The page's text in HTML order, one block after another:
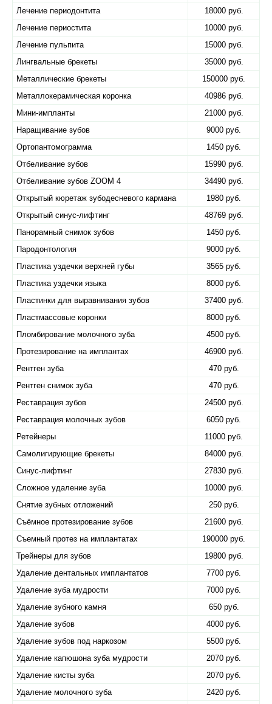
Лечение периодонтита
18000 руб.
Лечение периостита
10000 руб.
Лечение пульпита
15000 руб.
Лингвальные брекеты
35000 руб.
Металлические брекеты
150000 руб.
Металлокерамическая коронка
40986 руб.
Мини-импланты
21000 руб.
Наращивание зубов
9000 руб.
Ортопантомограмма
1450 руб.
Отбеливание зубов
15990 руб.
Отбеливание зубов ZOOM 4
34490 руб.
Открытый кюретаж зубодесневого кармана
1980 руб.
Открытый синус-лифтинг
48769 руб.
Панорамный снимок зубов
1450 руб.
Пародонтология
9000 руб.
Пластика уздечки верхней губы
3565 руб.
Пластика уздечки языка
8000 руб.
Пластинки для выравнивания зубов
37400 руб.
Пластмассовые коронки
8000 руб.
Пломбирование молочного зуба
4500 руб.
Протезирование на имплантах
46900 руб.
Рентген зуба
470 руб.
Рентген снимок зуба
470 руб.
Реставрация зубов
24500 руб.
Реставрация молочных зубов
6050 руб.
Ретейнеры
11000 руб.
Самолигирующие брекеты
84000 руб.
Синус-лифтинг
27830 руб.
Сложное удаление зуба
10000 руб.
Снятие зубных отложений
250 руб.
Съёмное протезирование зубов
21600 руб.
Съемный протез на имплантатах
190000 руб.
Трейнеры для зубов
19800 руб.
Удаление дентальных имплантатов
7700 руб.
Удаление зуба мудрости
7000 руб.
Удаление зубного камня
650 руб.
Удаление зубов
4000 руб.
Удаление зубов под наркозом
5500 руб.
Удаление капюшона зуба мудрости
2070 руб.
Удаление кисты зуба
2070 руб.
Удаление молочного зуба
2420 руб.